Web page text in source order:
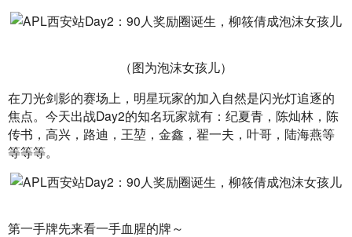
（图为泡沫女孩儿）
在刀光剑影的赛场上，明星玩家的加入自然是闪光灯追逐的
焦点。今天出战Day2的知名玩家就有：纪夏青，陈灿林，陈
传书，高兴，路迪，王堃，金鑫，翟一夫，叶哥，陆海燕等
等等等。
第一手牌先来看一手血腥的牌～